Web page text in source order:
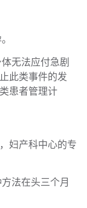
无法应付急剧
此类事件的发
患者管理计
妇产科中心的专
法在头三个月